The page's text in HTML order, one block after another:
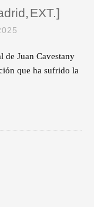
EXT.]
de Juan Cavestany
que ha sufrido la